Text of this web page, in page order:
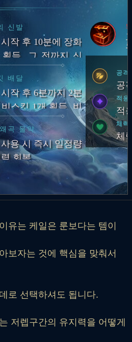
신발
작 후 10분에 장화
획득. 그 전까지 신
아이템 구매 불가.
처치 관여 시마다
득 시점이 30초 앞
배달
작 후 6분까지 2분
스킷 1개 획득. 비
사용 또는 판매 시
복 및 최대 체력
가
곡 물약
용 시 즉시 일정량
회복
공격
공
적응
적
체력
체
유는 케일은 룬보다는 템이
보자는 것에 핵심을 맞춰서
로 선택하셔도 됩니다.
저렙구간의 유지력을 어떻게